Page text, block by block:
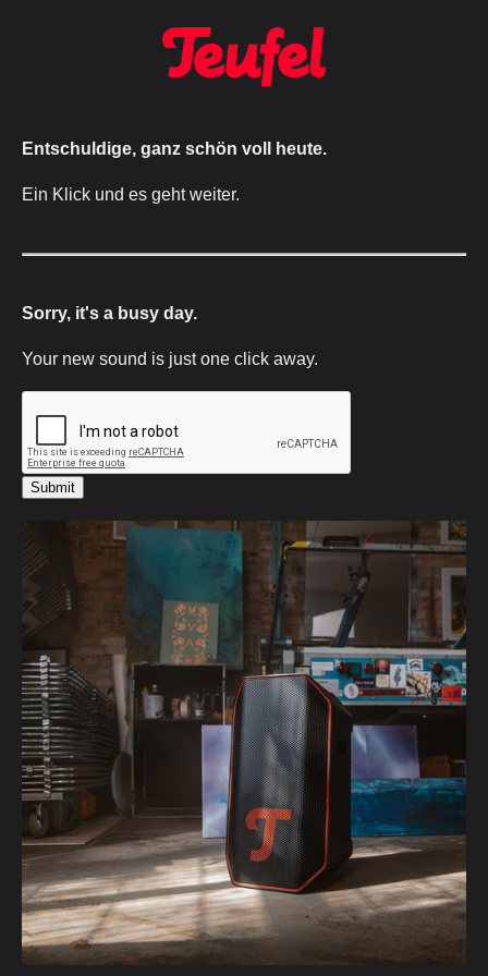
Entschuldige, ganz schön voll heute.
Ein Klick und es geht weiter.
Sorry, it's a busy day.
Your new sound is just one click away.